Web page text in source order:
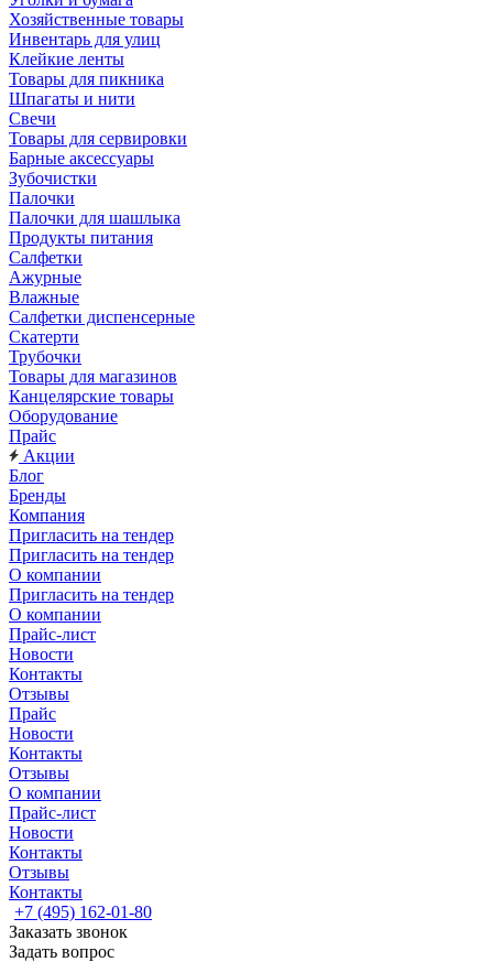
Хозяйственные товары
Инвентарь для улиц
Клейкие ленты
Товары для пикника
Шпагаты и нити
Свечи
Товары для сервировки
Барные аксессуары
Зубочистки
Палочки
Палочки для шашлыка
Продукты питания
Салфетки
Ажурные
Влажные
Салфетки диспенсерные
Скатерти
Трубочки
Товары для магазинов
Канцелярские товары
Оборудование
Прайс
Акции
Блог
Бренды
Компания
Пригласить на тендер
Пригласить на тендер
О компании
Пригласить на тендер
О компании
Прайс-лист
Новости
Контакты
Отзывы
Прайс
Новости
Контакты
Отзывы
О компании
Прайс-лист
Новости
Контакты
Отзывы
Контакты
+7 (495) 162-01-80
Заказать звонок
Задать вопрос